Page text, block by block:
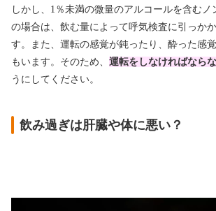
しかし、1％未満の微量のアルコールを含む
の場合は、飲む量によって呼気検査に引っか
す。また、運転の感覚が鈍ったり、酔った感
もいます。そのため、 運転をしなければなら
うにしてください。
飲み過ぎは肝臓や体に悪い？